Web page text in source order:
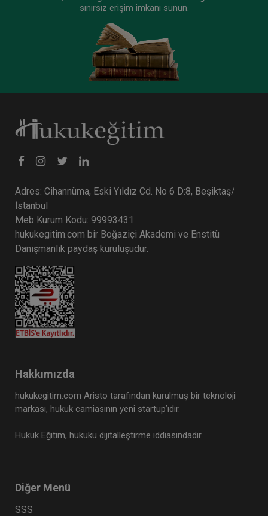
Tüketici Hukuku Enstitüsü
Ayni Haklar - IV. Medeni Hukuk Kongresi - VI.
Oturum
360 TL Sepete Ekle
Tüketici Hukuku Enstitüsü
360 TL
sınırsız erişim imkanı sunun.
Adres: Cihannüma, Eski Yıldız Cd. No 6 D:8, Beşiktaş/
İstanbul
Meb Kurum Kodu: 99993431
hukukegitim.com bir Boğaziçi Akademi ve Enstitü
Danışmanlık paydaş kuruluşudur.
Hakkımızda
hukukegitim.com Aristo tarafından kurulmuş bir teknoloji
markası, hukuk camiasının yeni startup’ıdır.
Hukuk Eğitim, hukuku dijitalleştirme iddiasındadır.
Diğer Menü
SSS